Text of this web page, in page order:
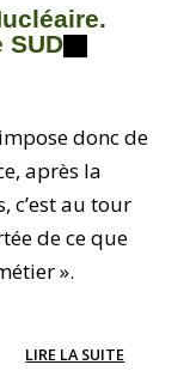
SUD
donc de
après la
c’est au tour
de ce que
».
LIRE LA SUITE